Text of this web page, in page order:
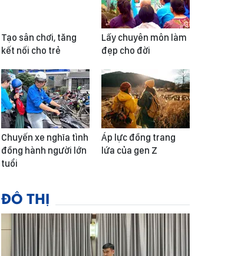
Tạo sân chơi, tăng
kết nối cho trẻ
Lấy chuyên môn làm
đẹp cho đời
Chuyến xe nghĩa tình
đồng hành người lớn
tuổi
Áp lực đồng trang
lứa của gen Z
ĐÔ THỊ